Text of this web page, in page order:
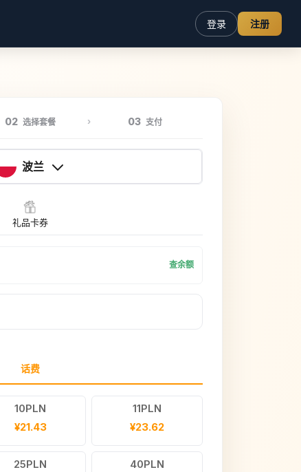
登录 注册
02 选择套餐 03 支付
波兰
礼品卡券
查余额
话费
10PLN
¥21.43
11PLN
¥23.62
25PLN
40PLN